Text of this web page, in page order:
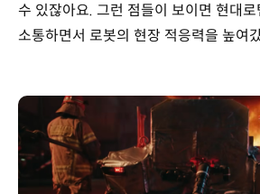
수 있잖아요. 그런 점들이 보이면 현대로
소통하면서 로봇의 현장 적응력을 높여